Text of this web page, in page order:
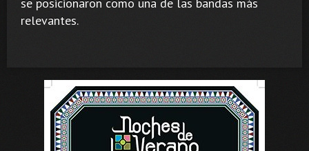
se posicionaron como una de las bandas más
relevantes.